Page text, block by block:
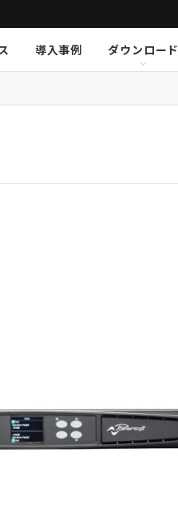
KSCAPE
Visionary Solutions
導入事例
ダウンロード
KSCAPE
Visionary Solutions